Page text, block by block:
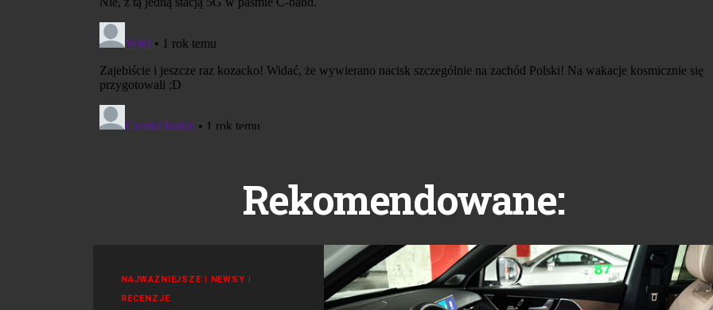
Rekomendowane:
NAJWAŻNIEJSZE | NEWSY |
RECENZJE